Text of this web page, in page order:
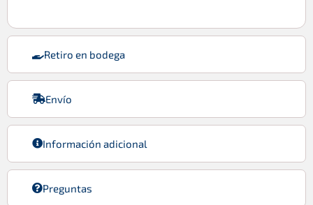
Retiro en bodega
Envío
Información adicional
Preguntas